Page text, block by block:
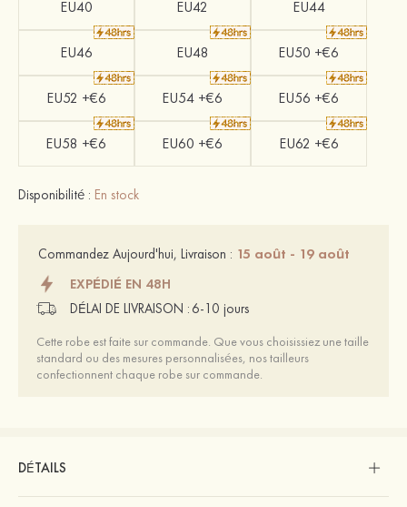
EU40 EU42 EU44
EU46 EU48 EU50 +€6
EU52 +€6 EU54 +€6 EU56 +€6
EU58 +€6 EU60 +€6 EU62 +€6
Disponibilité : En stock
Commandez Aujourd'hui, Livraison : 15 août - 19 août
EXPÉDIÉ EN 48H
DÉLAI DE LIVRAISON : 6-10 jours
Cette robe est faite sur commande. Que vous choisissiez une taille
standard ou des mesures personnalisées, nos tailleurs
confectionnent chaque robe sur commande.
DÉTAILS